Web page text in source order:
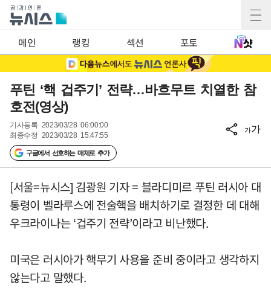
메인 랭킹 섹션 포토
푸틴 ‘핵 겁주기’ 전략…바흐무트 치열한 참
호전(영상)
기사등록 2023/03/28 06:00:00
최종수정 2023/03/28 15:47:55
구글에서 선호하는 매체로 추가
가가
[서울=뉴시스] 김광원 기자 = 블라디미르 푸틴 러시아 대
통령이 벨라루스에 전술핵을 배치하기로 결정한 데 대해
우크라이나는 ‘겁주기 전략’이라고 비난했다.
미국은 러시아가 핵무기 사용을 준비 중이라고 생각하지
않는다고 말했다.